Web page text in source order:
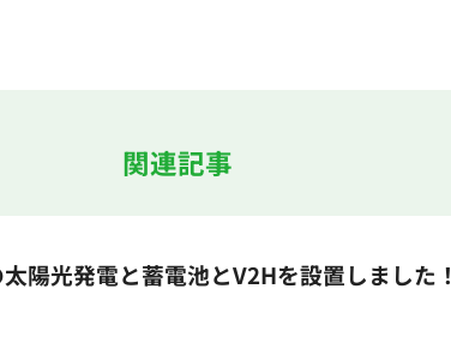
関連記事
陽光発電と蓄電池とV2Hを設置しました！